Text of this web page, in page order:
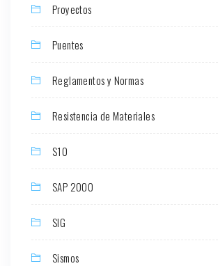
Proyectos
Puentes
Reglamentos y Normas
Resistencia de Materiales
S10
SAP 2000
SIG
Sismos